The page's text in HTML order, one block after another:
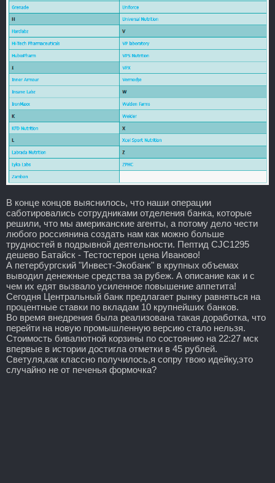
В конце концов выяснилось, что наши операции
саботировались сотрудниками отделения банка, которые
решили, что мы американские агенты, а потому дело чести
любого россиянина создать нам как можно больше
трудностей в подрывной деятельности. Пептид CJC1295
дешево Батайск - Тестостерон цена Иваново!
А петербургский "Инвест-Экобанк" в крупных объемах
выводил денежные средства за рубеж. А описание как и с
чем их едят вызвало усиленное повышение аппетита!
Сегодня Центральный банк предлагает рынку равняться на
процентные ставки по вкладам 10 крупнейших банков.
Во время внедрения была реализована такая доработка, что
перейти на новую промышленную версию стало нельзя.
Стоимость бивалютной корзины по состоянию на 22:27 мск
впервые в истории достигла отметки в 45 рублей.
Светуля,как классно получилось,я сопру твою идейку,это
случайно не от печенья формочка?